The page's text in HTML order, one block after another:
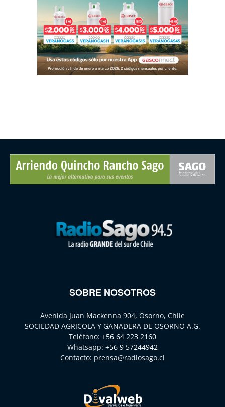
SOBRE NOSOTROS
Avenida Juan Mackenna 904, Osorno, Chile
SOCIEDAD AGRICOLA Y GANADERA DE OSORNO A.G.
Teléfono: +56 64 223 2160
Whatsapp: +56 9 57244942
Contacto: prensa@radiosago.cl